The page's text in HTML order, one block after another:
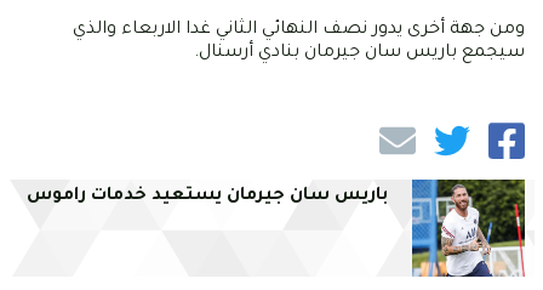
ومن جهة أخرى يدور نصف النهائي الثاني غدا الاربعاء والذي
سيجمع باريس سان جيرمان بنادي أرسنال.
باريس سان جيرمان يستعيد خدمات راموس